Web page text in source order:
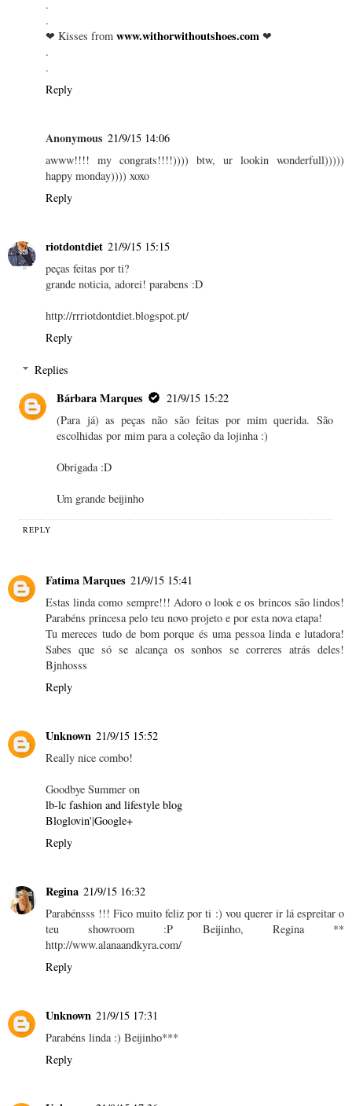
.
.
❤ Kisses from www.withorwithoutshoes.com ❤
.
.
Reply
Anonymous 21/9/15 14:06
awww!!!! my congrats!!!!)))) btw, ur lookin wonderfull)))))
happy monday)))) xoxo
Reply
riotdontdiet 21/9/15 15:15
peças feitas por ti?
grande noticia, adorei! parabens :D
http://rrriotdontdiet.blogspot.pt/
Reply
Replies
Bárbara Marques
21/9/15 15:22
(Para já) as peças não são feitas por mim querida. São
escolhidas por mim para a coleção da lojinha :)
Obrigada :D
Um grande beijinho
REPLY
Fatima Marques 21/9/15 15:41
Estas linda como sempre!!! Adoro o look e os brincos são lindos!
Parabéns princesa pelo teu novo projeto e por esta nova etapa!
Tu mereces tudo de bom porque és uma pessoa linda e lutadora!
Sabes que só se alcança os sonhos se correres atrás deles!
Bjnhosss
Reply
Unknown 21/9/15 15:52
Really nice combo!
Goodbye Summer on
lb-lc fashion and lifestyle blog
Bloglovin'|Google+
Reply
Regina 21/9/15 16:32
Parabénsss !!! Fico muito feliz por ti :) vou querer ir lá espreitar o
teu showroom :P Beijinho, Regina **
http://www.alanaandkyra.com/
Reply
Unknown 21/9/15 17:31
Parabéns linda :) Beijinho***
Reply